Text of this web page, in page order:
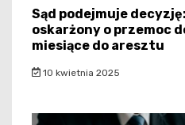
Sąd podejmuje
oskarżony o przemoc
miesiące do aresztu
10 kwietnia 2025